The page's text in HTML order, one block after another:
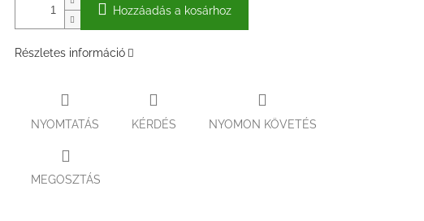
Hozzáadás a kosárhoz
Részletes információ
NYOMTATÁS KÉRDÉS NYOMON KÖVETÉS
MEGOSZTÁS